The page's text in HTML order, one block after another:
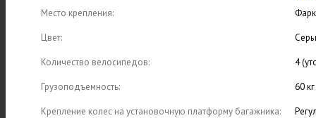
Место крепления:
Цвет:
Количество велосипедов: 4
Грузоподъемность: 60 кг
Крепление колес на установочную платформу багажника: